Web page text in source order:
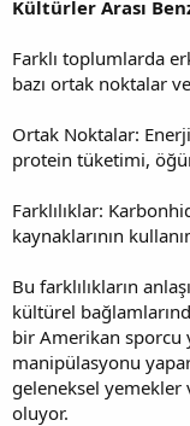
Kültürler Arası
Farklı toplumlarda
bazı ortak noktalar
Ortak Noktalar:
protein tüketimi,
Farklılıklar:
kaynaklarının
Bu farklılıkların
kültürel
bir Amerikan sporcu
manipülasyonu
geleneksel yemekler
oluyor.